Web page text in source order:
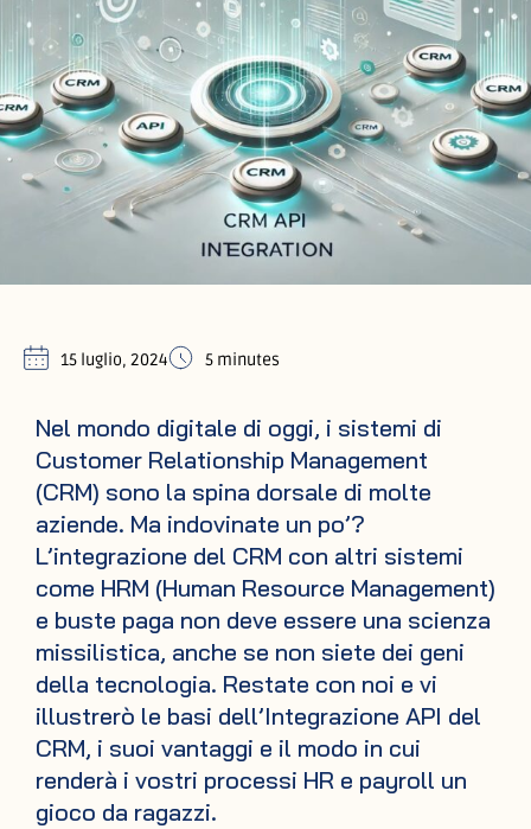
15 luglio, 2024 5 minutes
Nel mondo digitale di oggi, i sistemi di
Customer Relationship Management
(CRM) sono la spina dorsale di molte
aziende. Ma indovinate un po’?
L’integrazione del CRM con altri sistemi
come HRM (Human Resource Management)
e buste paga non deve essere una scienza
missilistica, anche se non siete dei geni
della tecnologia. Restate con noi e vi
illustrerò le basi dell’Integrazione API del
CRM, i suoi vantaggi e il modo in cui
renderà i vostri processi HR e payroll un
gioco da ragazzi.